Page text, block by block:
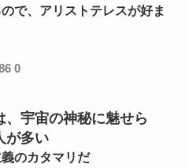
で、アリストテレスが好ま
0
宇宙の神秘に魅せら
が多い
のカタマリだ